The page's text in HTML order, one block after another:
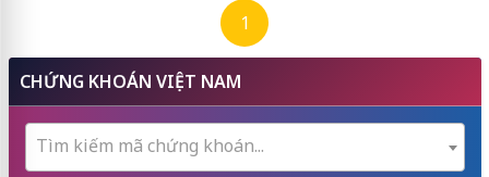
1
CHỨNG KHOÁN VIỆT NAM
Tìm kiếm mã chứng khoán...